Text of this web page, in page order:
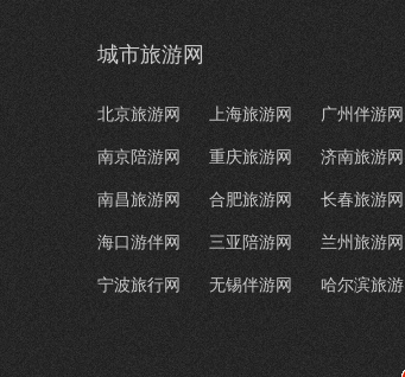
城市旅游网
北京旅游网 上海旅游网 广州伴游网
南京陪游网 重庆旅游网 济南旅游网
南昌旅游网 合肥旅游网 长春旅游网
海口游伴网 三亚陪游网 兰州旅游网
宁波旅行网 无锡伴游网 哈尔滨旅游